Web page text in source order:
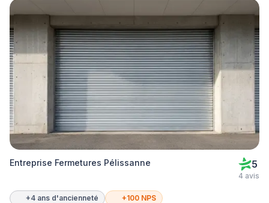
Entreprise Fermetures Pélissanne 5
4 avis
+4 ans d'ancienneté +100 NPS